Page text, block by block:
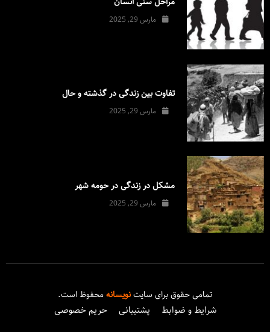
مارس 29, 2025
تفاوت بین زندگی در گذشته و حال
مارس 29, 2025
مشکل در زندگی در حومه شهر
مارس 29, 2025
تمامی حقوق برای سایتنویسانهمحفوظ است.
شرایط و ضوابط پشتیبانی حریم خصوصی